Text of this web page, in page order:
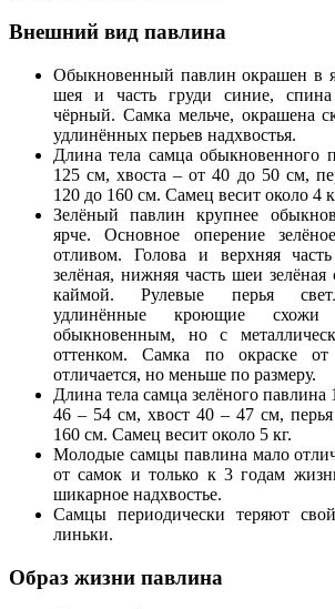
Внешний вид павлина
Обыкновенный павлин окрашен в
шея и часть груди синие, спина
чёрный. Самка мельче, окрашена
удлинённых перьев надхвостья.
Длина тела самца обыкновенного
125 см, хвоста – от 40 до 50 см,
120 до 160 см. Самец весит около 4
Зелёный павлин крупнее
ярче. Основное оперение
отливом. Голова и верхняя
зелёная, нижняя часть шеи зелёная
каймой. Рулевые перья
удлинённые кроющие
обыкновенным, но с
оттенком. Самка по окраске
отличается, но меньше по размеру.
Длина тела самца зелёного
46 – 54 см, хвост 40 – 47 см,
160 см. Самец весит около 5 кг.
Молодые самцы павлина мало
от самок и только к 3 годам
шикарное надхвостье.
Самцы периодически теряют
линьки.
Образ жизни павлина